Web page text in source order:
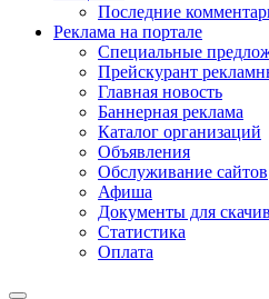
Последние
Реклама на портале
Специальные
Прейскурант
Главная новость
Баннерная реклама
Каталог организаций
Объявления
Обслуживание сайтов
Афиша
Документы для
Статистика
Оплата